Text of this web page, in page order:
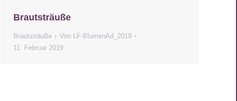
Brautsträuße
Brautsträuße Von LF-BlumenAd_2019
11. Februar 2019